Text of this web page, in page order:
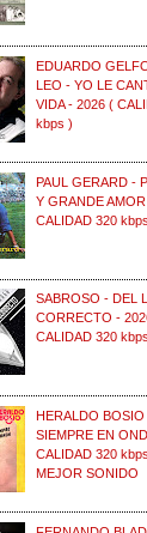
EDUARDO
LEO - YO LE
VIDA - 2026 (
kbps )
PAUL GERARD -
Y GRANDE
CALIDAD 320
SABROSO - DEL
CORRECTO -
CALIDAD 320
HERALDO BOSIO
SIEMPRE EN
CALIDAD 320
MEJOR SONIDO